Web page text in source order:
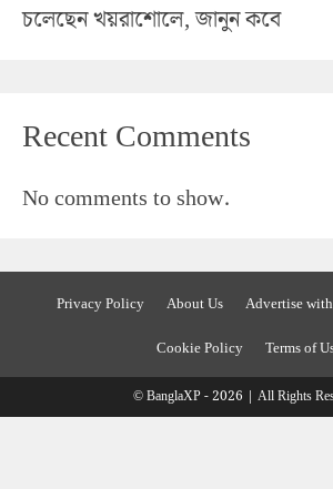
চলেছেন খয়রাশোলে, জানুন কবে
Recent Comments
No comments to show.
Privacy Policy About Us Advertise
Cookie Policy
Terms of
© BanglaXP - 2026 | All Rights